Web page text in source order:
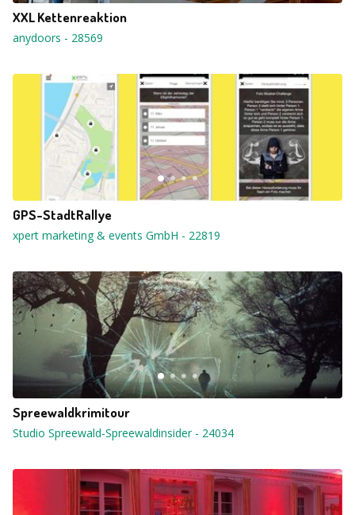
XXL Kettenreaktion
anydoors - 28569
GPS-StadtRallye
xpert marketing & events GmbH - 22819
Spreewaldkrimitour
Studio Spreewald-Spreewaldinsider- 24034